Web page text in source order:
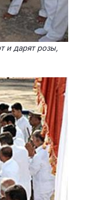
и дарят розы,